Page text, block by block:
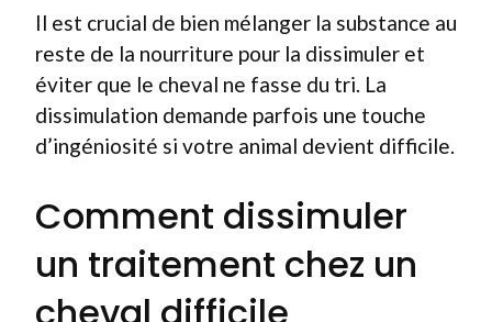
Il est crucial de bien mélanger la substance au
reste de la nourriture pour la dissimuler et
éviter que le cheval ne fasse du tri. La
dissimulation demande parfois une touche
d’ingéniosité si votre animal devient difficile.
Comment dissimuler
un traitement chez un